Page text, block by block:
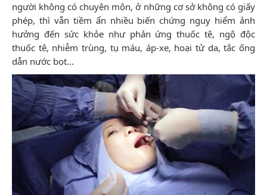
người không có chuyên môn, ở những cơ sở không có giấy
phép, thì vẫn tiềm ẩn nhiều biến chứng nguy hiểm ảnh
hưởng đến sức khỏe như phản ứng thuốc tê, ngộ độc
thuốc tê, nhiễm trùng, tụ máu, áp-xe, hoại tử da, tắc ống
dẫn nước bọt...